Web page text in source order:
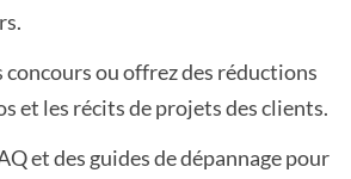
concours ou offrez des réductions
et les récits de projets des clients.
et des guides de dépannage pour